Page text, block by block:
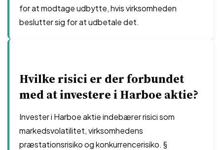
for at modtage udbytte, hvis virksomheden
beslutter sig for at udbetale det.
Hvilke risici er der forbundet
med at investere i Harboe aktie?
Invester i Harboe aktie indebærer risici som
markedsvolatilitet, virksomhedens
præstationsrisiko og konkurrencerisiko. §